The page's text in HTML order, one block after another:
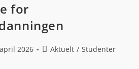
for
2026 Aktuelt / Studenter